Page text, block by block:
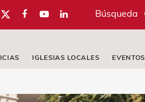
Búsqueda
IGLESIAS LOCALES EVENTOS